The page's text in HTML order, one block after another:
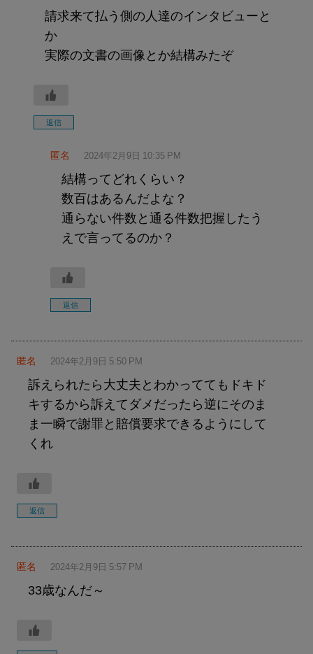
請求来て払う側の人達のインタビューと
か
実際の文書の画像とか結構みたぞ
返信
匿名 2024年2月9日 10:35 PM
結構ってどれくらい？
数百はあるんだよな？
通らない件数と通る件数把握したう
えで言ってるのか？
返信
匿名 2024年2月9日 5:50 PM
訴えられたら大丈夫とわかっててもドキド
キするから訴えてダメだったら逆にそのま
ま一瞬で謝罪と賠償要求できるようにして
くれ
返信
匿名 2024年2月9日 5:57 PM
33歳なんだ～